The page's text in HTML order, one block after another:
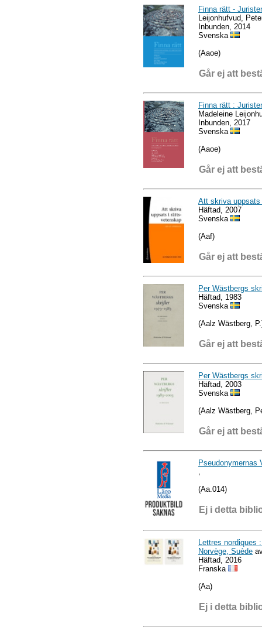
Finna rätt -
Leijonhufvud,
Inbunden, 2014
Svenska
(Aaoe)
Går ej att
Finna rätt :
Madeleine
Inbunden, 2017
Svenska
(Aaoe)
Går ej att
Att skriva
Häftad, 2007
Svenska
(Aaf)
Går ej att
Per Wästbergs
Häftad, 1983
Svenska
(Aalz Wästberg,
Går ej att
Per Wästbergs
Häftad, 2003
Svenska
(Aalz Wästberg,
Går ej att
Pseudonymernas
(Aa.014)
Ej i detta
Lettres
Norvège, Suède
Häftad, 2016
Franska
(Aa)
Ej i detta